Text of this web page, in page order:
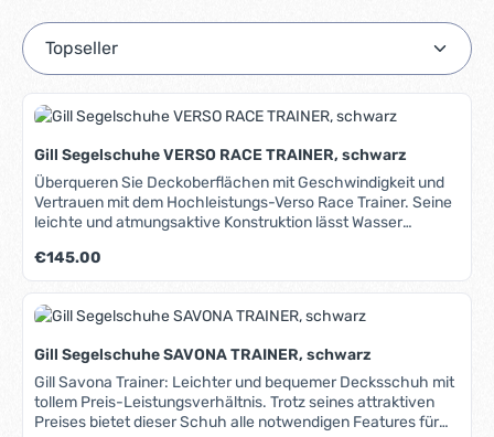
Gill Segelschuhe VERSO RACE TRAINER, schwarz
Überqueren Sie Deckoberflächen mit Geschwindigkeit und
Vertrauen mit dem Hochleistungs-Verso Race Trainer. Seine
leichte und atmungsaktive Konstruktion lässt Wasser
trocknen, während die griffige, nicht abfärbende Außensohle
Wasser schnell und effizient durch die technischen
Abflusskanäle ableitet. Das flache Profil schafft maximalen
Kontakt mit dem Deck, auch wenn das Boot krängt. Mit
Schnürsenkel, dem wärmegeformten Zehenschutz und der
gepolsterten Ferse, Zehen und Zunge bietet der Verso Race
Trainer maximalen Komfort für maximale Leistung. Ein toller
und bequemer Schuh mit einem breiten Einsatzbereich.
Regulärer Preis:
€145.00
Gill Segelschuhe SAVONA TRAINER, schwarz
Gill Savona Trainer: Leichter und bequemer Decksschuh mit
tollem Preis-Leistungsverhältnis. Trotz seines attraktiven
Preises bietet dieser Schuh alle notwendigen Features für